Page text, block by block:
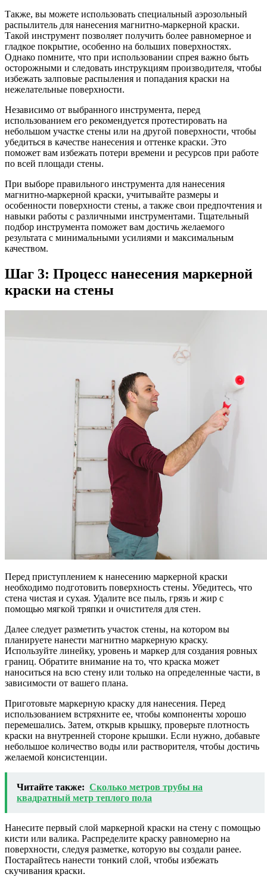
Также, вы можете использовать специальный аэрозольный
распылитель для нанесения магнитно-маркерной краски.
Такой инструмент позволяет получить более равномерное и
гладкое покрытие, особенно на больших поверхностях.
Однако помните, что при использовании спрея важно быть
осторожными и следовать инструкциям производителя, чтобы
избежать залповые распыления и попадания краски на
нежелательные поверхности.
Независимо от выбранного инструмента, перед
использованием его рекомендуется протестировать на
небольшом участке стены или на другой поверхности, чтобы
убедиться в качестве нанесения и оттенке краски. Это
поможет вам избежать потери времени и ресурсов при работе
по всей площади стены.
При выборе правильного инструмента для нанесения
магнитно-маркерной краски, учитывайте размеры и
особенности поверхности стены, а также свои предпочтения и
навыки работы с различными инструментами. Тщательный
подбор инструмента поможет вам достичь желаемого
результата с минимальными усилиями и максимальным
качеством.
Шаг 3: Процесс нанесения маркерной
краски на стены
Перед приступлением к нанесению маркерной краски
необходимо подготовить поверхность стены. Убедитесь, что
стена чистая и сухая. Удалите все пыль, грязь и жир с
помощью мягкой тряпки и очистителя для стен.
Далее следует разметить участок стены, на котором вы
планируете нанести магнитно маркерную краску.
Используйте линейку, уровень и маркер для создания ровных
границ. Обратите внимание на то, что краска может
наноситься на всю стену или только на определенные части, в
зависимости от вашего плана.
Приготовьте маркерную краску для нанесения. Перед
использованием встряхните ее, чтобы компоненты хорошо
перемешались. Затем, открыв крышку, проверьте плотность
краски на внутренней стороне крышки. Если нужно, добавьте
небольшое количество воды или растворителя, чтобы достичь
желаемой консистенции.
Читайте также: Сколько метров трубы на
квадратный метр теплого пола
Нанесите первый слой маркерной краски на стену с помощью
кисти или валика. Распределите краску равномерно на
поверхности, следуя разметке, которую вы создали ранее.
Постарайтесь нанести тонкий слой, чтобы избежать
скучивания краски.